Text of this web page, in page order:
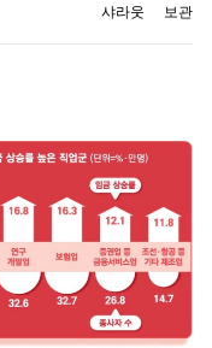
샤라웃 보관